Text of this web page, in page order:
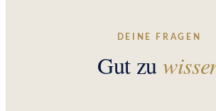
DEINE FRAGEN
Gut zu